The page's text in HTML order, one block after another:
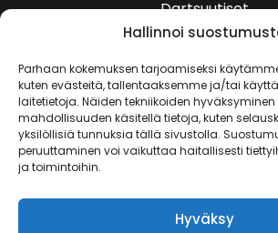
Hallinnoi
Parhaan kokemuksen tarjoamiseksi
kuten evästeitä, tallentaaksemme ja/tai
laitetietoja. Näiden tekniikoiden
mahdollisuuden käsitellä tietoja, kuten
yksilöllisiä tunnuksia tällä sivustolla.
peruuttaminen voi vaikuttaa haitallisesti
ja toimintoihin.
Hyväksy
Dartsuutiset
Dartspelien
501 Pelin säännöt
Kenguru
Killeri